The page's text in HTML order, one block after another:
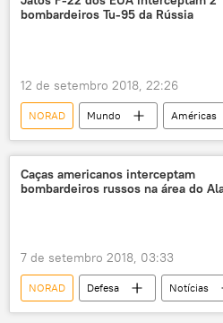
bombardeiros Tu-95 da Rússia
12 de setembro 2018, 22:26
NORAD Mundo
Américas
Notícias
Extremo Oriente da
Sergei Shoigu
Ministério da
Tu-95MS
F-22
Su-35
Caças americanos interceptam
bombardeiros russos na área do
7 de setembro 2018, 03:33
NORAD Defesa
Notícias
Canadá
Alasca